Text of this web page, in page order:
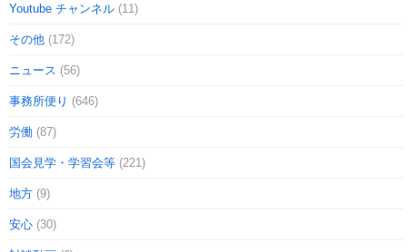
Youtube チャンネル (11)
その他 (172)
ニュース (56)
事務所便り (646)
労働 (87)
国会見学・学習会等 (221)
地方 (9)
安心 (30)